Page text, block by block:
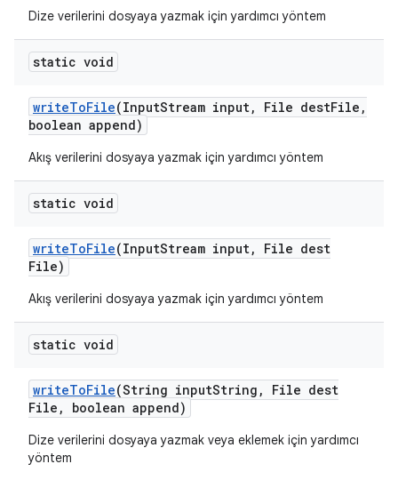
Dize verilerini dosyaya yazmak için yardımcı yöntem
static void
writeToFile(InputStream input, File destFile ,
boolean append)
Akış verilerini dosyaya yazmak için yardımcı yöntem
static void
writeToFile(InputStream input,
File dest
File)
Akış verilerini dosyaya yazmak için yardımcı yöntem
static void
writeToFile(String inputString ,
File dest
File , boolean append)
Dize verilerini dosyaya yazmak veya eklemek için yardımcı
yöntem